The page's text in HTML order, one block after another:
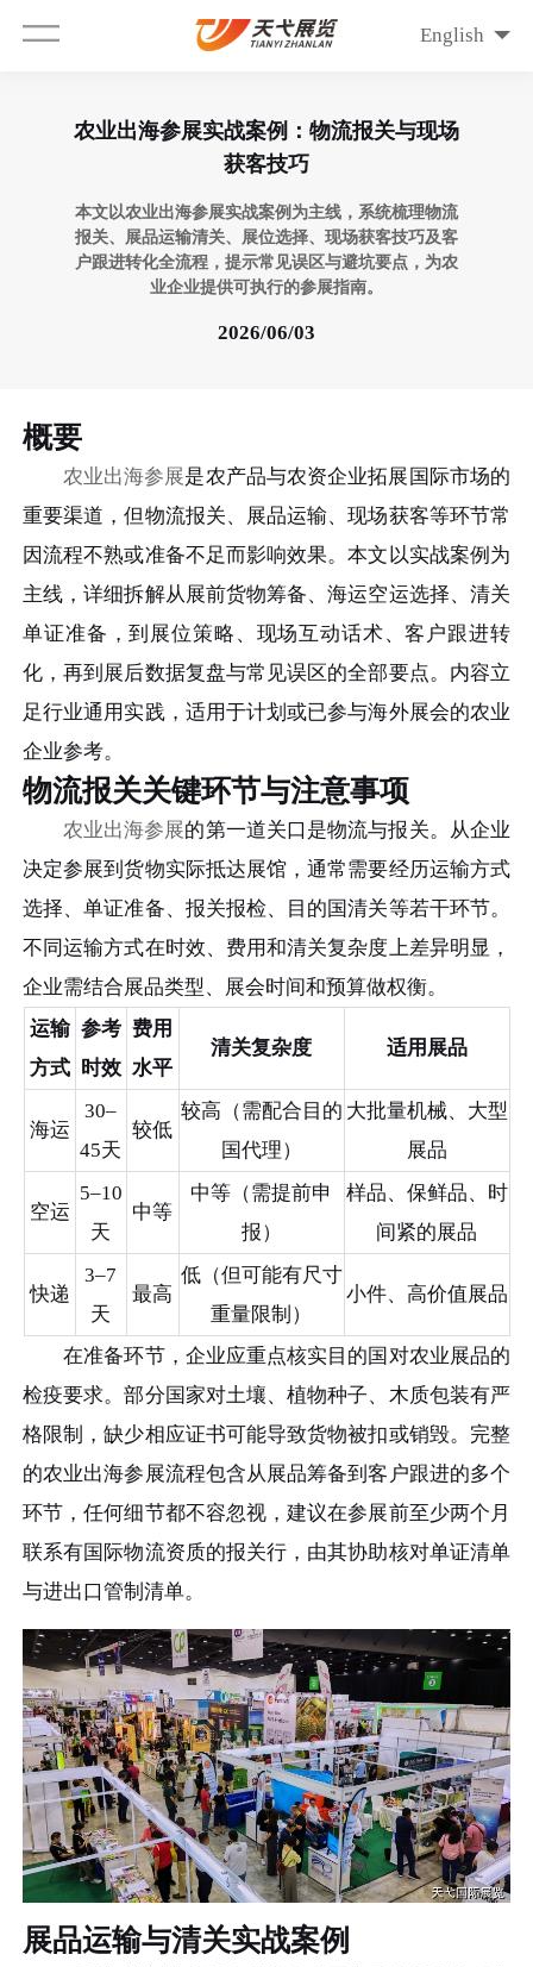
English
农业出海参展实战案例：物流报关与现场
获客技巧
本文以农业出海参展实战案例为主线，系统梳理物流
报关、展品运输清关、展位选择、现场获客技巧及客
户跟进转化全流程，提示常见误区与避坑要点，为农
业企业提供可执行的参展指南。
2026/06/03
概要
农业出海参展是农产品与农资企业拓展国际市场的
重要渠道，但物流报关、展品运输、现场获客等环节常
因流程不熟或准备不足而影响效果。本文以实战案例为
主线，详细拆解从展前货物筹备、海运空运选择、清关
单证准备，到展位策略、现场互动话术、客户跟进转
化，再到展后数据复盘与常见误区的全部要点。内容立
足行业通用实践，适用于计划或已参与海外展会的农业
企业参考。
物流报关关键环节与注意事项
农业出海参展的第一道关口是物流与报关。从企业
决定参展到货物实际抵达展馆，通常需要经历运输方式
选择、单证准备、报关报检、目的国清关等若干环节。
不同运输方式在时效、费用和清关复杂度上差异明显，
企业需结合展品类型、展会时间和预算做权衡。
运输
方式
参考
时效
费用
水平
清关复杂度 适用展品
海运
30–
45天
较低
较高（需配合目的
国代理）
大批量机械、大型
展品
空运
5–10
天
中等
中等（需提前申
报）
样品、保鲜品、时
间紧的展品
快递
3–7
天
最高
低（但可能有尺寸
重量限制）
小件、高价值展品
在准备环节，企业应重点核实目的国对农业展品的
检疫要求。部分国家对土壤、植物种子、木质包装有严
格限制，缺少相应证书可能导致货物被扣或销毁。完整
的农业出海参展流程包含从展品筹备到客户跟进的多个
环节，任何细节都不容忽视，建议在参展前至少两个月
联系有国际物流资质的报关行，由其协助核对单证清单
与进出口管制清单。
展品运输与清关实战案例